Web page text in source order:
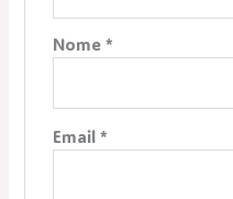
Nome *
Email *